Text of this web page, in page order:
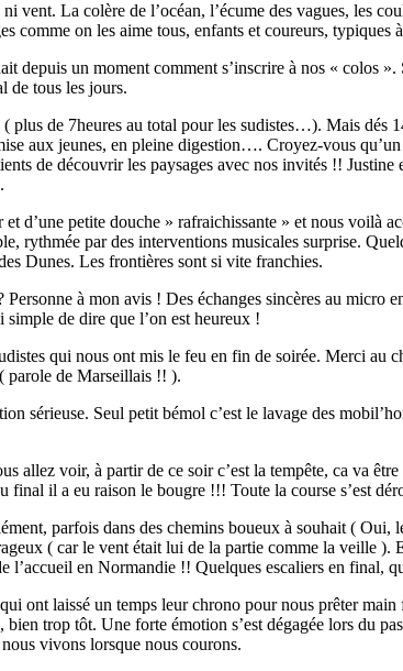
La colère de l’océan, l’écume des vagues, les
comme on les aime tous, enfants et coureurs,
depuis un moment comment s’inscrire à nos « colos
de tous les jours.
de 7heures au total pour les sudistes…). Mais dés
aux jeunes, en pleine digestion…. Croyez-vous
de découvrir les paysages avec nos invités !!
d’une petite douche » rafraichissante » et nous
rythmée par des interventions musicales surprise.
Dunes. Les frontières sont si vite franchies.
à mon avis ! Des échanges sincères au
de dire que l’on est heureux !
qui nous ont mis le feu en fin de soirée. Merci au
parole de Marseillais !! ).
sérieuse. Seul petit bémol c’est le lavage des
allez voir, à partir de ce soir c’est la tempête, ca va
final il a eu raison le bougre !!! Toute la course s’est
parfois dans des chemins boueux à souhait (
( car le vent était lui de la partie comme la veille
l’accueil en Normandie !! Quelques escaliers en final,
ont laissé un temps leur chrono pour nous prêter
trop tôt. Une forte émotion s’est dégagée lors du
vivons lorsque nous courons.